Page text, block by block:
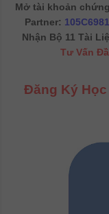
Mở tài khoản
Partner:
Nhận Bộ 11 Tài
Tư Vấn
Đăng Ký